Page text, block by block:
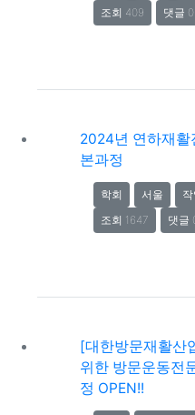
조회 409
댓글 0
2024년 연하재활
본과정
학회 서울
조회 1647
댓글
[대한방문재활산
위한 방문운동전
정 OPEN!!